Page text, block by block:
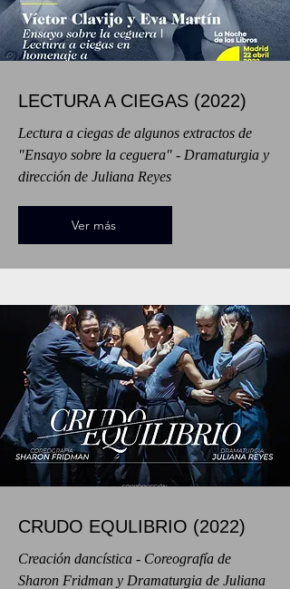
LECTURA A CIEGAS (2022)
Lectura a ciegas de algunos extractos de
"Ensayo sobre la ceguera" - Dramaturgia y
dirección de Juliana Reyes
Ver más
CRUDO EQULIBRIO (2022)
Creación dancística - Coreografía de
Sharon Fridman y Dramaturgia de Juliana